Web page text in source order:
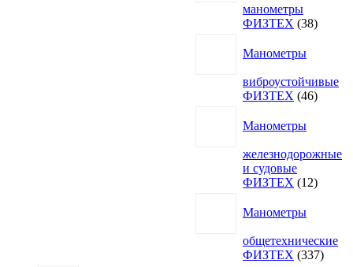
манометры
ФИЗТЕХ 3838
Манометры
виброустойчивые
ФИЗТЕХ 4646
Манометры
железнодорожные
и судовые
ФИЗТЕХ
1212
Манометры
общетехнические
ФИЗТЕХ 337337